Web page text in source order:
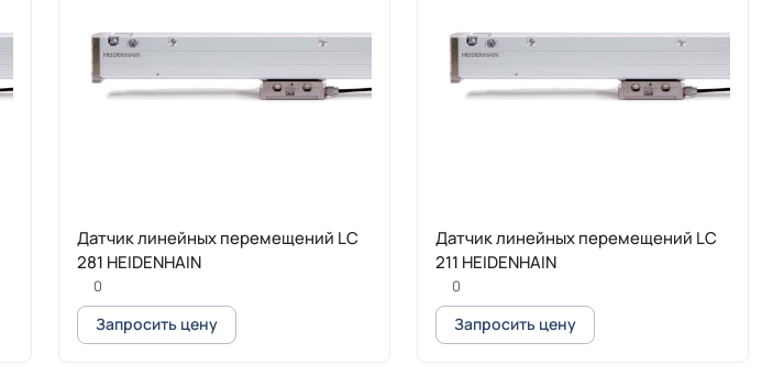
Датчик линейных перемещений LC
281 HEIDENHAIN
0
Запросить цену
Датчик линейных перемещений LC
211 HEIDENHAIN
0
Запросить цену